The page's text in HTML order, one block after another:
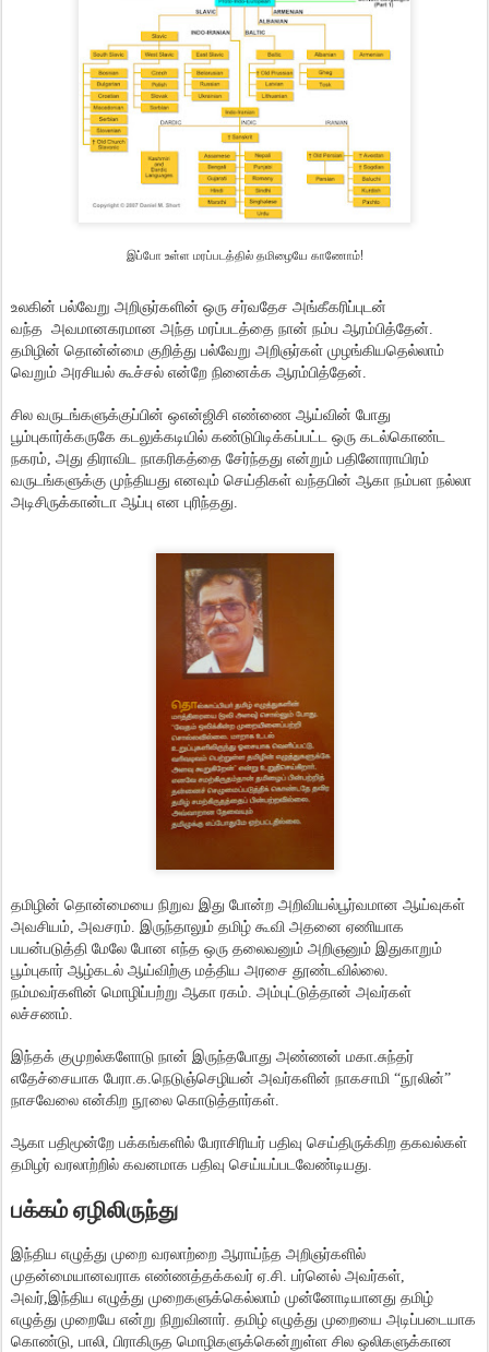
இப்போ உள்ள மரப்படத்தில் தமிழையே காணோம்!
உலகின் பல்வேறு அறிஞர்களின் ஒரு சர்வதேச அங்கீகரிப்புடன்
வந்த அவமானகரமான அந்த மரப்படத்தை நான் நம்ப ஆரம்பித்தேன்.
தமிழின் தொன்ன்மை குறித்து பல்வேறு அறிஞர்கள் முழங்கியதெல்லாம்
வெறும் அரசியல் கூச்சல் என்றே நினைக்க ஆரம்பித்தேன்.
சில வருடங்களுக்குப்பின் ஒஎன்ஜிசி எண்ணை ஆய்வின் போது
பூம்புகார்க்கருகே கடலுக்கடியில் கண்டுபிடிக்கப்பட்ட ஒரு கடல்கொண்ட
நகரம், அது திராவிட நாகரிகத்தை சேர்ந்தது என்றும் பதினோராயிரம்
வருடங்களுக்கு முந்தியது எனவும் செய்திகள் வந்தபின் ஆகா நம்பள நல்லா
அடிசிருக்கான்டா ஆப்பு என புரிந்தது.
தமிழின் தொன்மையை நிறுவ இது போன்ற அறிவியல்பூர்வமான ஆய்வுகள்
அவசியம், அவசரம். இருந்தாலும் தமிழ் கூவி அதனை ஏணியாக
பயன்படுத்தி மேலே போன எந்த ஒரு தலைவனும் அறிஞனும் இதுகாறும்
பூம்புகார் ஆழ்கடல் ஆய்விற்கு மத்திய அரசை தூண்டவில்லை.
நம்மவர்களின் மொழிப்பற்று ஆகா ரகம். அம்புட்டுத்தான் அவர்கள்
லச்சணம்.
இந்தக் குமுறல்களோடு நான் இருந்தபோது அண்ணன் மகா.சுந்தர்
எதேச்சையாக பேரா.க.நெடுஞ்செழியன் அவர்களின் நாகசாமி “நூலின்”
நாசவேலை என்கிற நூலை கொடுத்தார்கள்.
ஆகா பதிமூன்றே பக்கங்களில் பேராசிரியர் பதிவு செய்திருக்கிற தகவல்கள்
தமிழர் வரலாற்றில் கவனமாக பதிவு செய்யப்படவேண்டியது.
பக்கம் ஏழிலிருந்து
இந்திய எழுத்து முறை வரலாற்றை ஆராய்ந்த அறிஞர்களில்
முதன்மையானவராக எண்ணத்தக்கவர் ஏ.சி. பர்னெல் அவர்கள்,
அவர்,இந்திய எழுத்து முறைகளுக்கெல்லாம் முன்னோடியானது தமிழ்
எழுத்து முறையே என்று நிறுவினார். தமிழ் எழுத்து முறையை அடிப்படையாக
கொண்டு, பாலி, பிராகிருத மொழிகளுக்கென்றுள்ள சில ஒலிகளுக்கான